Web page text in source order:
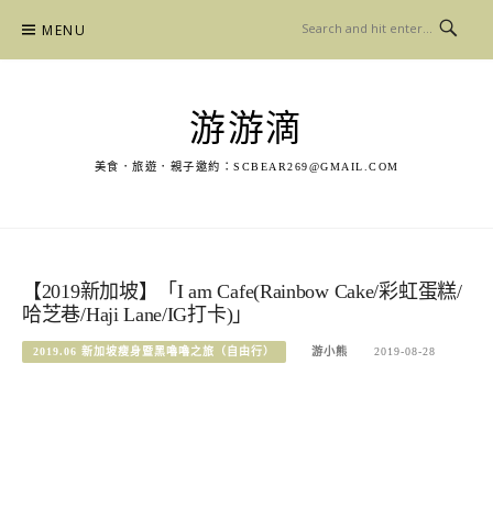
content
MENU
游游滴
美食．旅遊．親子邀約： SCBEAR269@GMAIL.COM
【2019新加坡】「I am Cafe(Rainbow Cake/彩虹蛋糕/
哈芝巷/Haji Lane/IG打卡)」
2019.06 新加坡瘦身暨黑嚕嚕之旅（自由行） 游小熊 2019-08-28